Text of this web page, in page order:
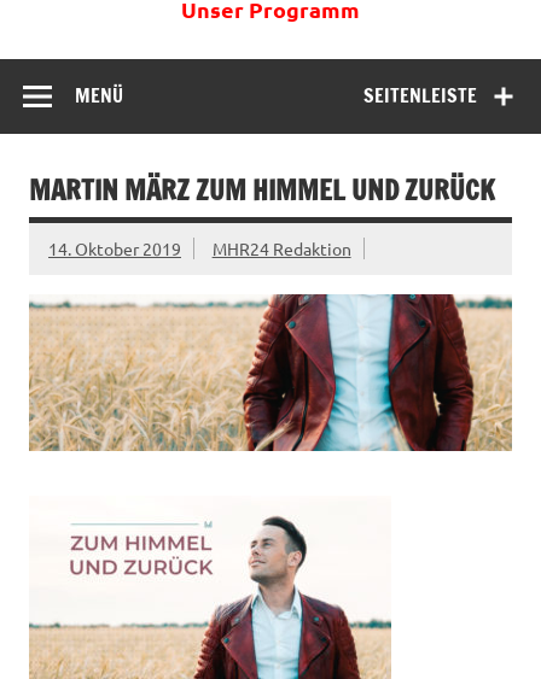
Unser Programm
SEITENLEISTE
MENÜ
MARTIN MÄRZ ZUM HIMMEL UND ZURÜCK
14. Oktober 2019 MHR24 Redaktion